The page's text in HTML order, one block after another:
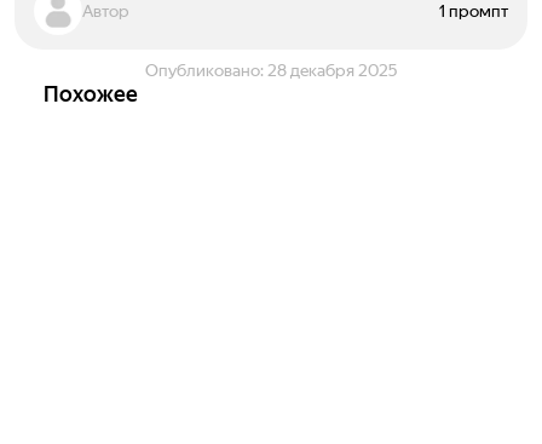
Автор 1 промпт
Опубликовано: 28 декабря 2025
Похожее